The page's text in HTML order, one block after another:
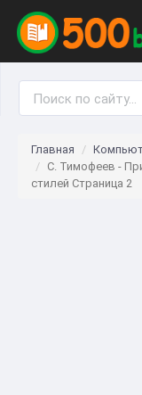
Главная
С. Тимофеев -
стилей Страница 2